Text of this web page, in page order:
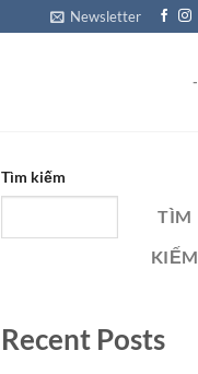
Newsletter
-
Tìm kiếm
TÌM
KIẾM
Recent Posts